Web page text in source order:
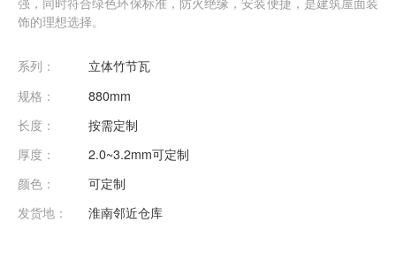
饰的理想选择。
系列：
立体竹节瓦
规格：
880mm
长度：
按需定制
厚度：
2.0~3.2mm可定制
颜色：
可定制
发货地：
淮南邻近仓库